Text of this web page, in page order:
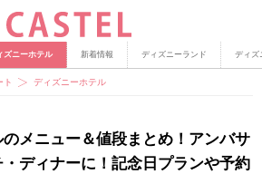
ズニーホテル 新着情報 ディズニーランド ディズ
ト ディズニーホテル
メニュー＆値段まとめ！アンバサ
ディナーに！記念日プランや予約